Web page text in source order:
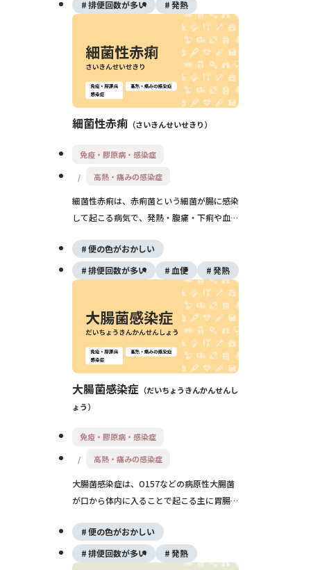
重症化に注意が必要です。
排便回数が多い
発熱
細菌性赤痢 さいきんせいせきり
免疫・膠原病・感染症
高熱・痛みの感染症
細菌性赤痢は、赤痢菌という細菌が腸に感染
して起こる病気で、発熱・腹痛・下痢や血便
いれんなど重症化することもあるため、血便
や激しい腹痛がある場合は早めの受診が大切
です。
便の色がおかしい
排便回数が多い
血便 発熱
大腸菌感染症
だいちょうきんかんせんし
ょう
免疫・膠原病・感染症
高熱・痛みの感染症
大腸菌感染症は、O157などの病原性大腸菌
が口から体内に入ることで起こる主に胃腸の
症状で、重症化すると腎臓の障害（溶血性尿
毒症症候群：HUS）を起こし、命に関わるこ
ともあるため、早めの受診と適切な治療が重
便の色がおかしい
排便回数が多い
発熱